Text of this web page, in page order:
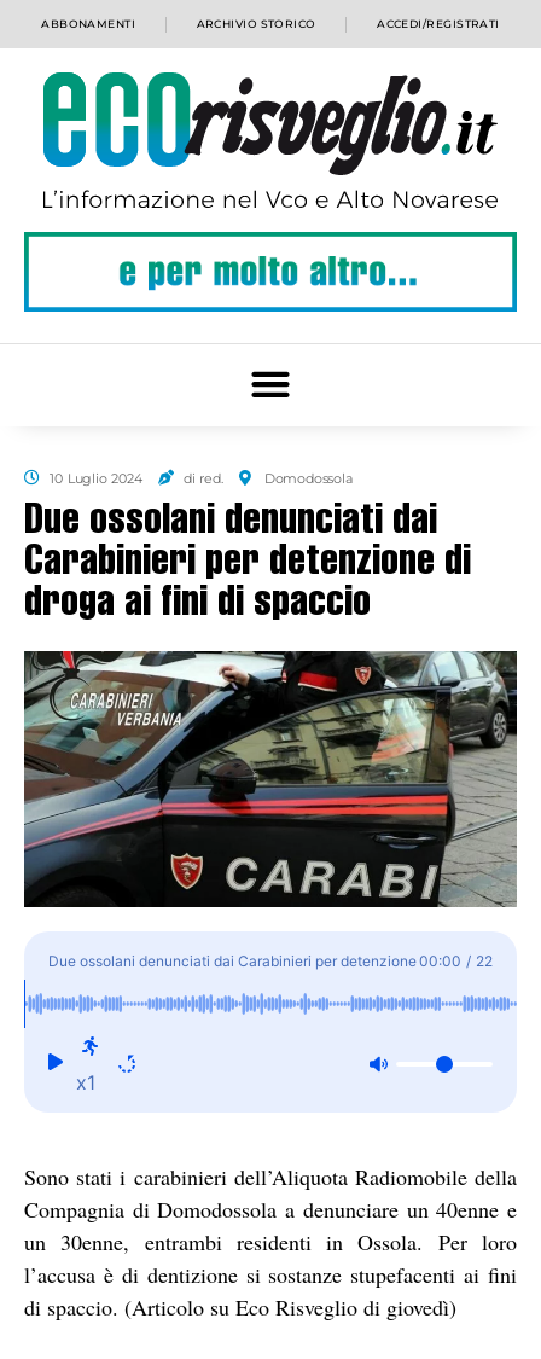
ABBONAMENTI ARCHIVIO STORICO ACCEDI/REGISTRATI
10 Luglio 2024 di red. Domodossola
Due ossolani denunciati dai
Carabinieri per detenzione di
droga ai fini di spaccio
Due ossolani denunciati dai Carabinieri per detenzione
di droga ai fini di spaccio
00:00 / 22
x1
Sono stati i carabinieri dell’Aliquota Radiomobile della
Compagnia di Domodossola a denunciare un 40enne e
un 30enne, entrambi residenti in Ossola. Per loro
l’accusa è di dentizione si sostanze stupefacenti ai fini
di spaccio. (Articolo su Eco Risveglio di giovedì)